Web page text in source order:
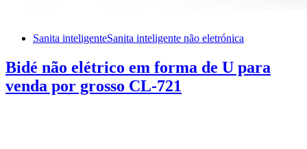
Sanita inteligenteSanita inteligente não eletrónica
Bidé não elétrico em forma de U para
venda por grosso CL-721